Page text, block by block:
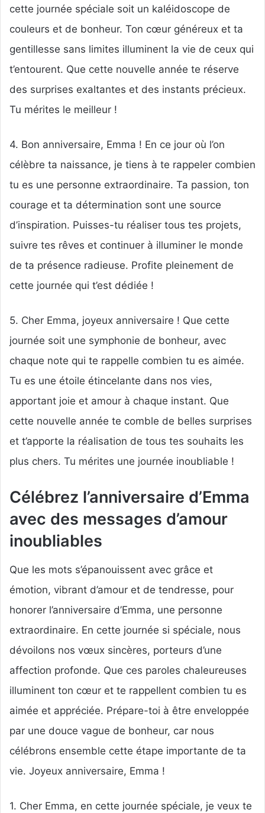
cette journée spéciale soit un kaléidoscope de
couleurs et de bonheur. Ton cœur généreux et ta
gentillesse sans limites illuminent la vie de ceux qui
t’entourent. Que cette nouvelle année te réserve
des surprises exaltantes et des instants précieux.
Tu mérites le meilleur !
4. Bon anniversaire, Emma ! En ce jour où l’on
célèbre ta naissance, je tiens à te rappeler combien
tu es une personne extraordinaire. Ta passion, ton
courage et ta détermination sont une source
d’inspiration. Puisses-tu réaliser tous tes projets,
suivre tes rêves et continuer à illuminer le monde
de ta présence radieuse. Profite pleinement de
cette journée qui t’est dédiée !
5. Cher Emma, joyeux anniversaire ! Que cette
journée soit une symphonie de bonheur, avec
chaque note qui te rappelle combien tu es aimée.
Tu es une étoile étincelante dans nos vies,
apportant joie et amour à chaque instant. Que
cette nouvelle année te comble de belles surprises
et t’apporte la réalisation de tous tes souhaits les
plus chers. Tu mérites une journée inoubliable !
Célébrez l’anniversaire d’Emma
avec des messages d’amour
inoubliables
Que les mots s’épanouissent avec grâce et
émotion, vibrant d’amour et de tendresse, pour
honorer l’anniversaire d’Emma, une personne
extraordinaire. En cette journée si spéciale, nous
dévoilons nos vœux sincères, porteurs d’une
affection profonde. Que ces paroles chaleureuses
illuminent ton cœur et te rappellent combien tu es
aimée et appréciée. Prépare-toi à être enveloppée
par une douce vague de bonheur, car nous
célébrons ensemble cette étape importante de ta
vie. Joyeux anniversaire, Emma !
1. Cher Emma, en cette journée spéciale, je veux te